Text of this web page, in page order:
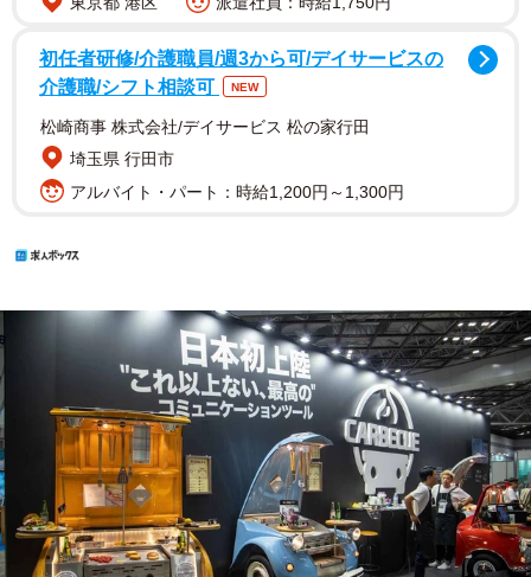
初任者研修/介護職員/週3から可/デイサービスの
介護職/シフト相談可
NEW
松崎商事 株式会社/デイサービス 松の家行田
埼玉県 行田市
アルバイト・パート：時給1,200円～1,300円